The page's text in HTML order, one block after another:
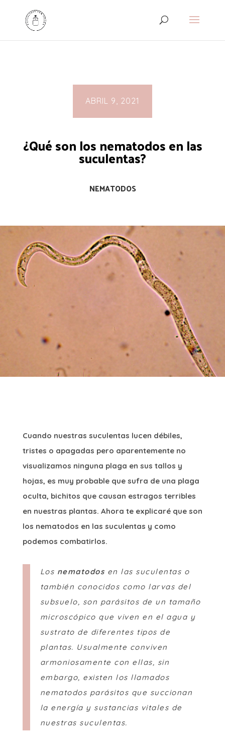
ABRIL 9, 2021
¿Qué son los nematodos en las
suculentas?
NEMATODOS
Cuando nuestras suculentas lucen débiles,
tristes o apagadas pero aparentemente no
visualizamos ninguna plaga en sus tallos y
hojas, es muy probable que sufra de una plaga
oculta, bichitos que causan estragos terribles
en nuestras plantas. Ahora te explicaré que son
los nematodos en las suculentas y como
podemos combatirlos.
Los nematodos en las suculentas o
también conocidos como larvas del
subsuelo, son parásitos de un tamaño
microscópico que viven en el agua y
sustrato de diferentes tipos de
plantas. Usualmente conviven
armoniosamente con ellas, sin
embargo, existen los llamados
nematodos parásitos que succionan
la energía y sustancias vitales de
nuestras suculentas.